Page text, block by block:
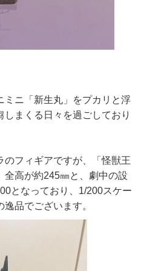
ミニ「新生丸」をプカリと浮
まくる日々を過ごしており
のフィギアですが、「怪獣王
全高が約245㎜と、劇中の設
となっており、1/200スケー
品でございます。